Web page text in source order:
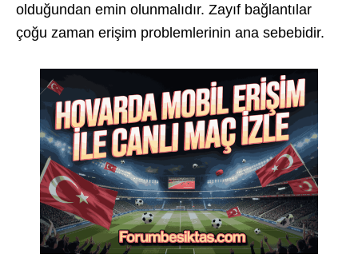
olduğundan emin olunmalıdır. Zayıf bağlantılar
çoğu zaman erişim problemlerinin ana sebebidir.